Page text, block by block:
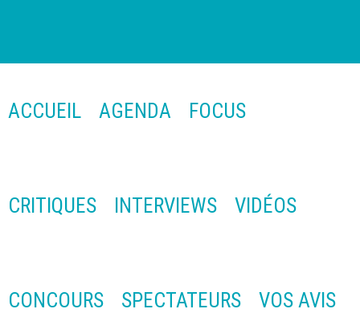
ACCUEIL AGENDA FOCUS
CRITIQUES INTERVIEWS VIDÉOS
CONCOURS SPECTATEURS VOS AVIS